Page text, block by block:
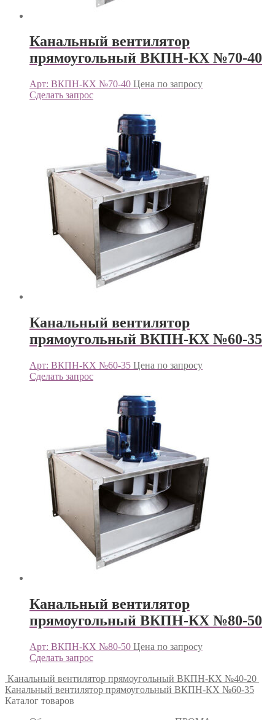
Канальный вентилятор
прямоугольный ВКПН-КХ №70-40
Арт: ВКПН-КХ №70-40 Цена по запросу
Сделать запрос
Канальный вентилятор
прямоугольный ВКПН-КХ №60-35
Арт: ВКПН-КХ №60-35 Цена по запросу
Сделать запрос
Канальный вентилятор
прямоугольный ВКПН-КХ №80-50
Арт: ВКПН-КХ №80-50 Цена по запросу
Сделать запрос
Канальный вентилятор прямоугольный ВКПН-КХ №40-20
Канальный вентилятор прямоугольный ВКПН-КХ №60-35
Каталог товаров